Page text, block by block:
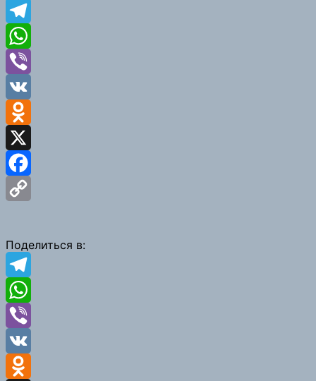
Telegram
WhatsApp
Viber
VK
Odnoklassniki
X
Facebook
Link
Поделиться в:
Telegram
WhatsApp
Viber
VK